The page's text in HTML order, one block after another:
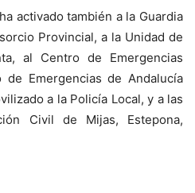
activado también a la Guardia
Provincial, a la Unidad de
al Centro de Emergencias
Emergencias de Andalucía
a la Policía Local, y a las
Civil de Mijas, Estepona,